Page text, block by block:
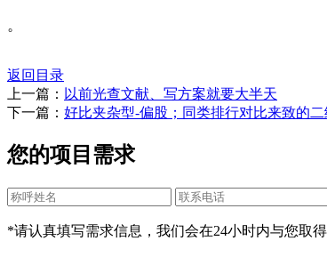
。
返回目录
上一篇： 以前光查文献、写方案就要大半天
下一篇： 好比夹杂型-偏股；同类排行对比来致的
您的项目需求
*请认真填写需求信息，我们会在24小时内与您取得